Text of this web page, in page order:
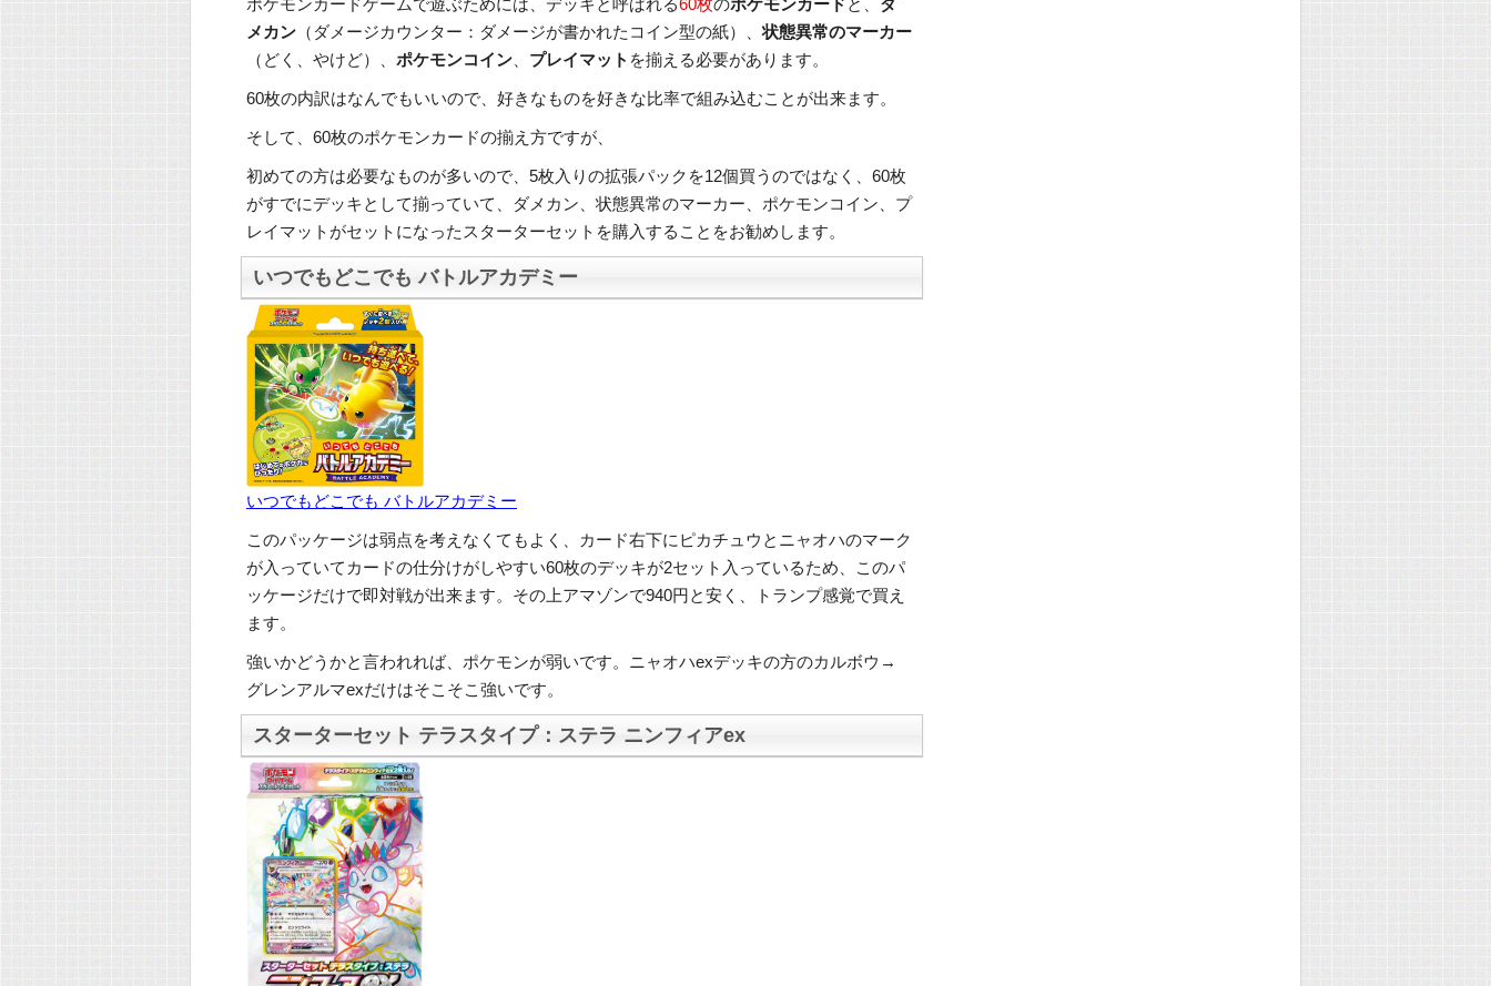
ポケモンカードゲームで遊ぶためには、デッキと呼ばれる60枚のポケモンカードと、 ダ
メカン （ダメージカウンター：ダメージが書かれたコイン型の紙）、状態異常のマーカー
（どく、やけど）、 ポケモンコイン プレイマット を揃える必要があります。
60枚の内訳はなんでもいいので、好きなものを好きな比率で組み込むことが出来ます。
そして、60枚のポケモンカードの揃え方ですが、
初めての方は必要なものが多いので、5枚入りの拡張パックを12個買うのではなく、60枚
がすでにデッキとして揃っていて、ダメカン、状態異常のマーカー、ポケモンコイン、プ
レイマットがセットになったスターターセットを購入することをお勧めします。
いつでもどこでも バトルアカデミー
いつでもどこでも バトルアカデミー
このパッケージは弱点を考えなくてもよく、カード右下にピカチュウとニャオハのマーク
が入っていてカードの仕分けがしやすい60枚のデッキが2セット入っているため、このパ
ッケージだけで即対戦が出来ます。その上アマゾンで940円と安く、トランプ感覚で買え
ます。
強いかどうかと言われれば、ポケモンが弱いです。ニャオハexデッキの方のカルボウ→
グレンアルマexだけはそこそこ強いです。
スターターセット テラスタイプ：ステラ ニンフィアex